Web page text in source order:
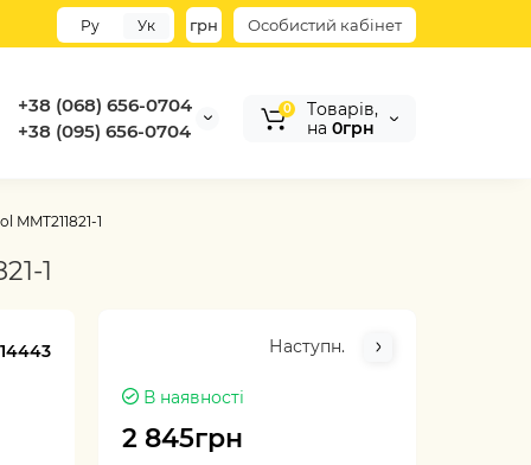
Особистий кабінет
грн
Ру Ук
+38 (068) 656-0704
+38 (095) 656-0704
0
Tоварів,
на 0грн
1
1
14443
Наступн.
В наявності
2 845грн